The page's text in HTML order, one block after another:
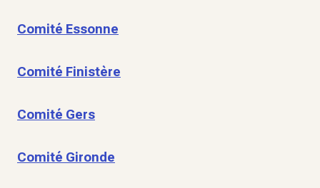
Comité Essonne
Comité Finistère
Comité Gers
Comité Gironde